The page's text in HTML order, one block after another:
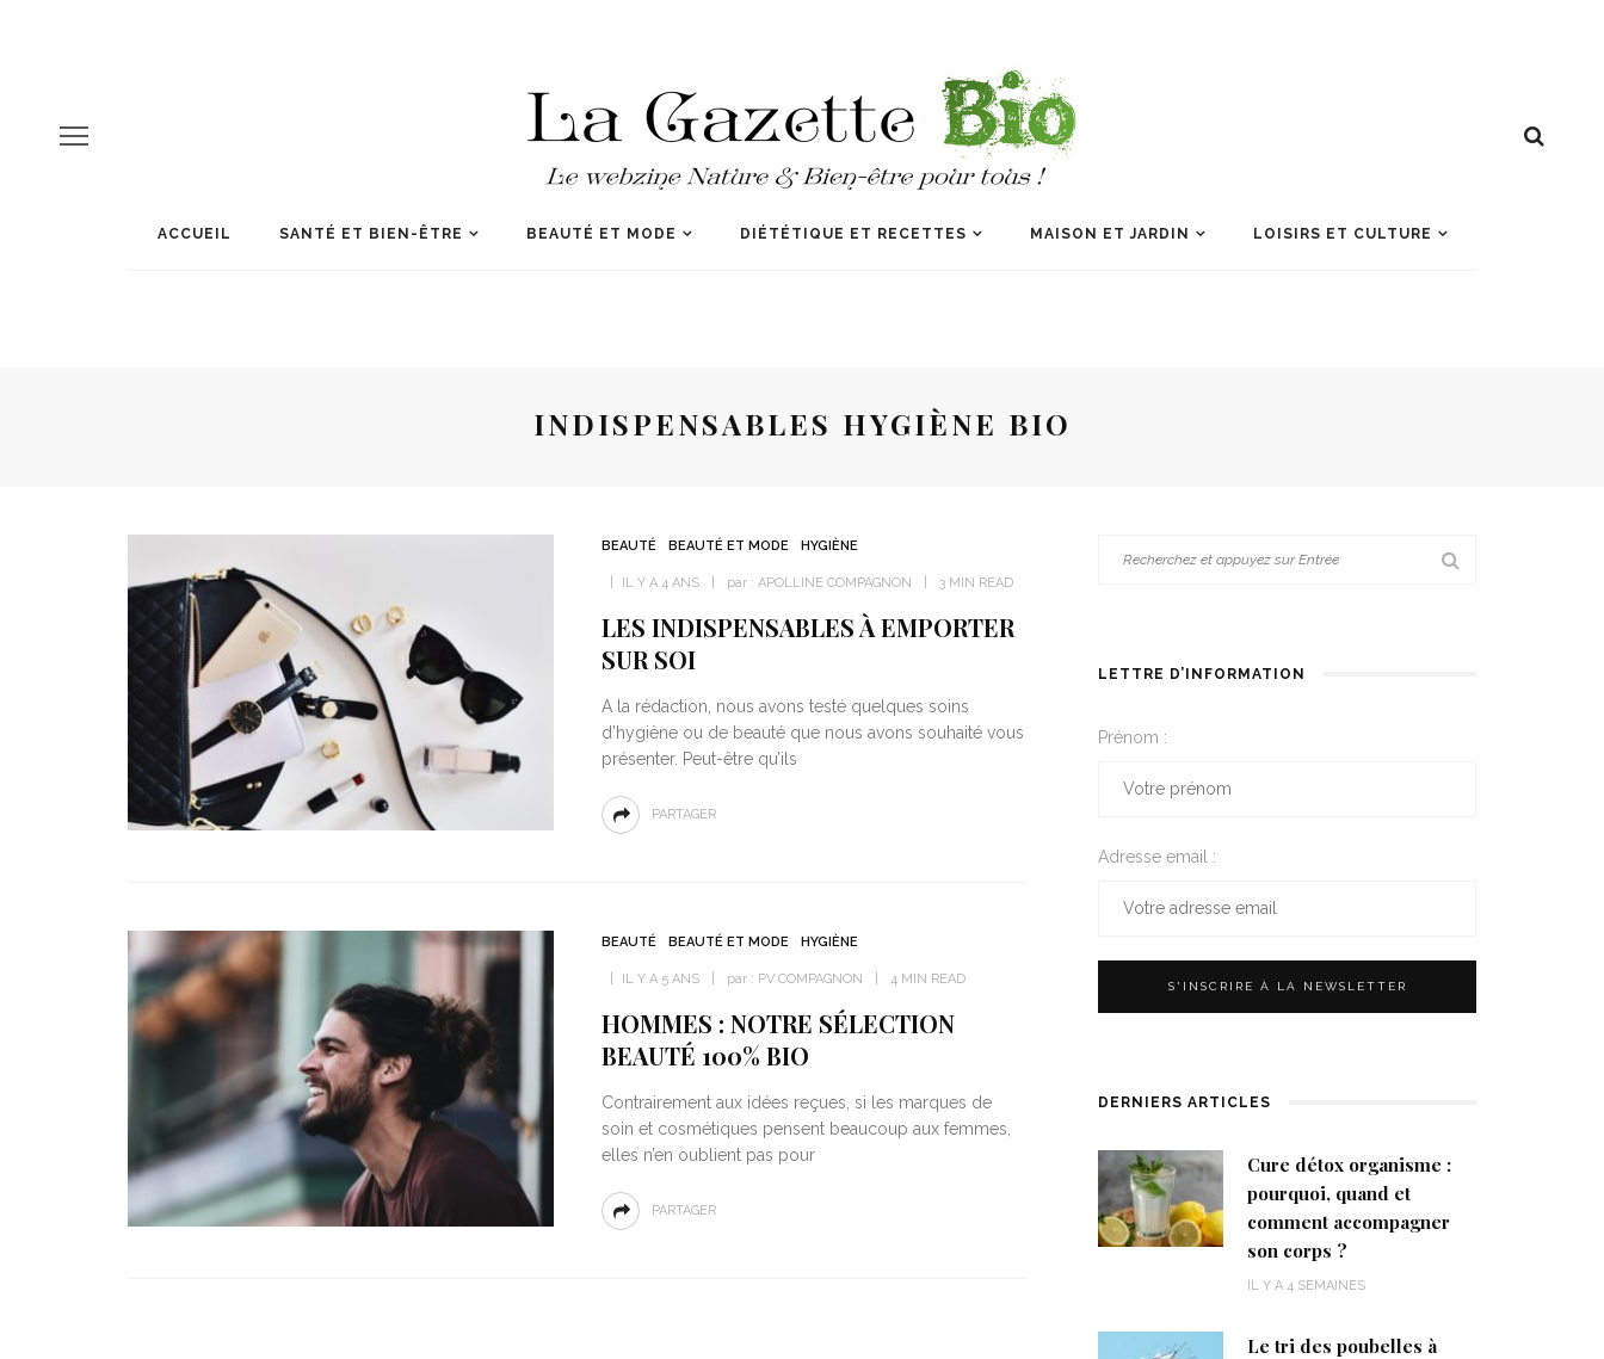
ACCUEIL SANTÉ ET BIEN-ÊTRE BEAUTÉ ET MODE DIÉTÉTIQUE ET RECETTES MAISON ET JARDIN LOISIRS ET CULTURE
INDISPENSABLES HYGIÈNE BIO
BEAUTÉ BEAUTÉ ET MODE HYGIÈNE
IL Y A 4 ANS par : APOLLINE COMPAGNON 3 MIN READ
LES INDISPENSABLES À EMPORTER
SUR SOI
A la rédaction, nous avons testé quelques soins
d’hygiène ou de beauté que nous avons souhaité vous
présenter. Peut-être qu’ils
PARTAGER
BEAUTÉ BEAUTÉ ET MODE HYGIÈNE
IL Y A 5 ANS par : PV COMPAGNON 4 MIN READ
HOMMES : NOTRE SÉLECTION
BEAUTÉ 100% BIO
Contrairement aux idées reçues, si les marques de
soin et cosmétiques pensent beaucoup aux femmes,
elles n’en oublient pas pour
PARTAGER
LETTRE D’INFORMATION
Prénom :
Adresse email :
DERNIERS ARTICLES
Cure détox organisme :
pourquoi, quand et
comment accompagner
son corps ?
IL Y A 4 SEMAINES
Le tri des poubelles à